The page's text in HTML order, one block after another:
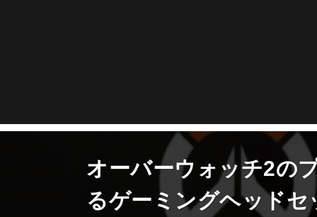
オーバーウォッチ2の
るゲーミングヘッド